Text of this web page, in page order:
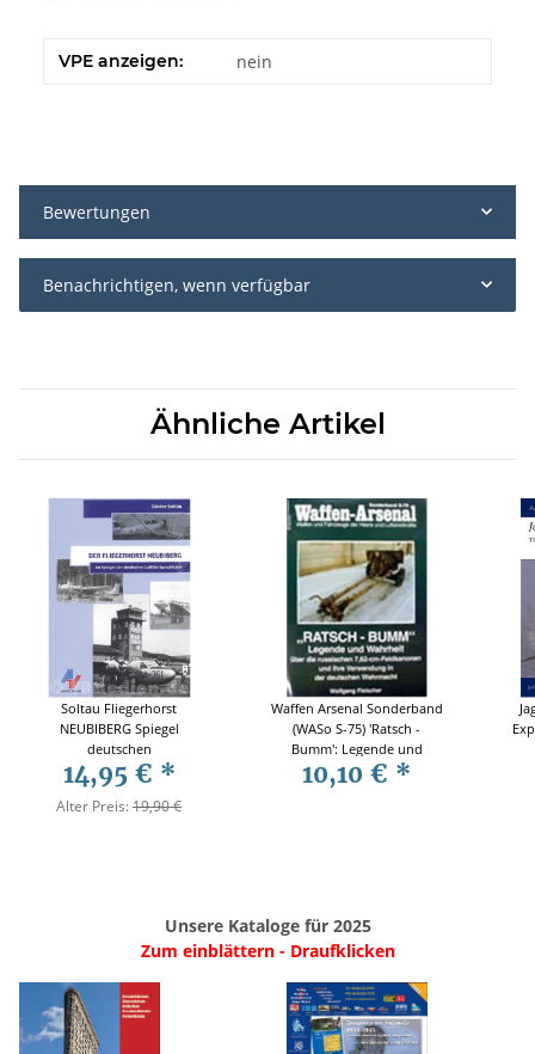
VPE anzeigen: nein
Bewertungen
Benachrichtigen, wenn verfügbar
Ähnliche Artikel
Soltau Fliegerhorst
NEUBIBERG Spiegel
deutschen
Luftfahrtgeschichte
14,95 € *
Alter Preis:19,90 €
Waffen Arsenal Sonderband
(WASo S-75) 'Ratsch -
Bumm': Legende und
Wirklichkeit über ...
10,10 € *
Unsere Kataloge für 2025
Zum einblättern - Draufklicken